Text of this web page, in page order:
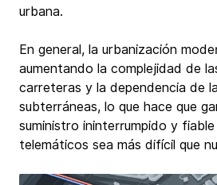
urbana.
En general, la urbanización
aumentando la complejidad de
carreteras y la dependencia de
subterráneas, lo que hace que
suministro ininterrumpido y
telemáticos sea más difícil que